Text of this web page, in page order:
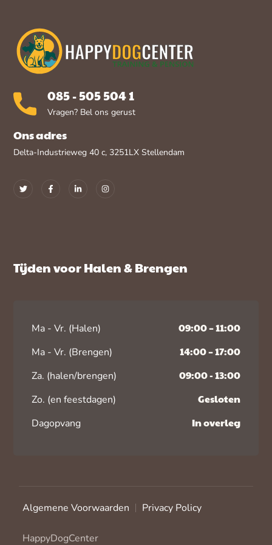
085 - 505 504 1
Vragen? Bel ons gerust
Ons adres
Delta-Industrieweg 40 c, 3251LX Stellendam
Tijden voor Halen & Brengen
Ma - Vr. (Halen) 09:00 – 11:00
Ma - Vr. (Brengen) 14:00 – 17:00
Za. (halen/brengen) 09:00 - 13:00
Zo. (en feestdagen) Gesloten
Dagopvang In overleg
Algemene Voorwaarden Privacy Policy
HappyDogCenter